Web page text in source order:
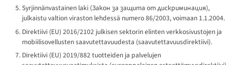
Syrjinnänvastainen laki (Закон за защита от дискриминация),
julkaistu valtion viraston lehdessä numero 86/2003, voimaan 1.1.2004.
Direktiivi (EU) 2016/2102 julkisen sektorin elinten verkkosivustojen ja
mobiilisovellusten saavutettavuudesta (saavutettavuusdirektiivi).
Direktiivi (EU) 2019/882 tuotteiden ja palvelujen